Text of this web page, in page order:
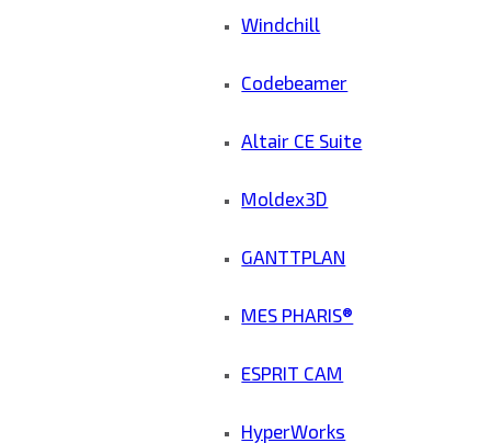
Windchill
Codebeamer
Altair CE Suite
Moldex3D
GANTTPLAN
MES PHARIS®
ESPRIT CAM
HyperWorks